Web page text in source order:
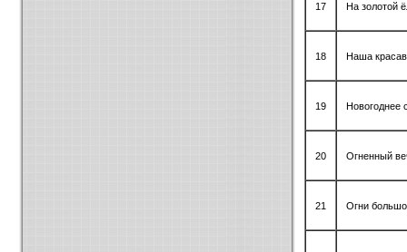
17 На золотой
18 Наша
19 Новогоднее
20 Огненный
21 Огни